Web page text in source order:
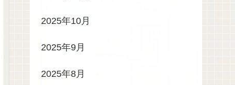
2025年10月
2025年9月
2025年8月